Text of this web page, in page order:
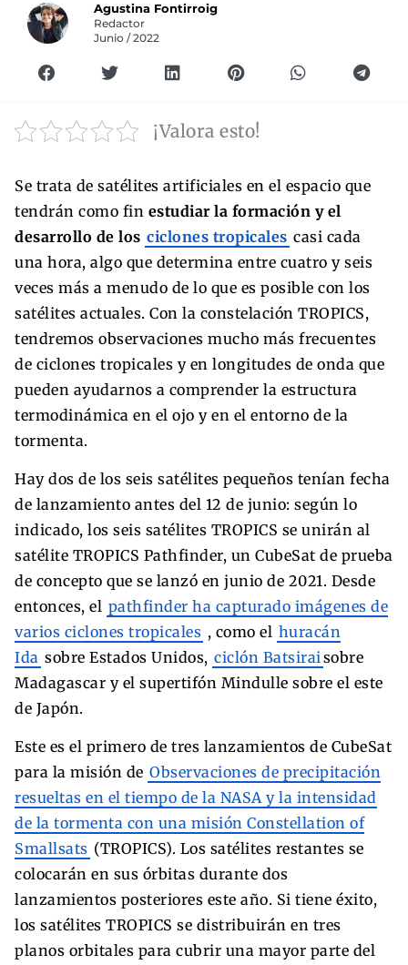
Agustina Fontirroig
Redactor
Junio / 2022
¡Valora esto!
Se trata de satélites artificiales en el espacio que
tendrán como fin estudiar la formación y el
desarrollo de los ciclones tropicales casi cada
una hora, algo que determina entre cuatro y seis
veces más a menudo de lo que es posible con los
satélites actuales. Con la constelación TROPICS,
tendremos observaciones mucho más frecuentes
de ciclones tropicales y en longitudes de onda que
pueden ayudarnos a comprender la estructura
termodinámica en el ojo y en el entorno de la
tormenta.
Hay dos de los seis satélites pequeños tenían fecha
de lanzamiento antes del 12 de junio: según lo
indicado, los seis satélites TROPICS se unirán al
satélite TROPICS Pathfinder, un CubeSat de prueba
de concepto que se lanzó en junio de 2021. Desde
entonces, el pathfinder ha capturado imágenes de
varios ciclones tropicales , como el huracán
Ida sobre Estados Unidos, ciclón Batsirai sobre
Madagascar y el supertifón Mindulle sobre el este
de Japón.
Este es el primero de tres lanzamientos de CubeSat
para la misión de Observaciones de precipitación
resueltas en el tiempo de la NASA y la intensidad
de la tormenta con una misión Constellation of
Smallsats (TROPICS). Los satélites restantes se
colocarán en sus órbitas durante dos
lanzamientos posteriores este año. Si tiene éxito,
los satélites TROPICS se distribuirán en tres
planos orbitales para cubrir una mayor parte del